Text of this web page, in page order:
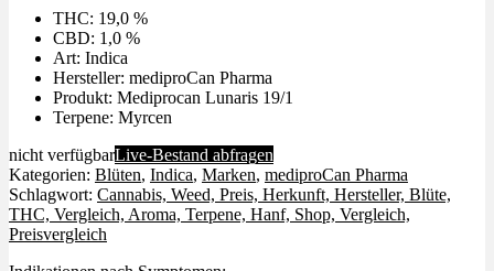
THC: 19,0 %
CBD: 1,0 %
Art: Indica
Hersteller: mediproCan Pharma
Produkt: Mediprocan Lunaris 19/1
Terpene: Myrcen
nicht verfügbarLive-Bestand abfragen
Kategorien: Blüten, Indica, Marken, mediproCan Pharma
Schlagwort: Cannabis, Weed, Preis, Herkunft, Hersteller, Blüte,
THC, Vergleich, Aroma, Terpene, Hanf, Shop, Vergleich,
Preisvergleich